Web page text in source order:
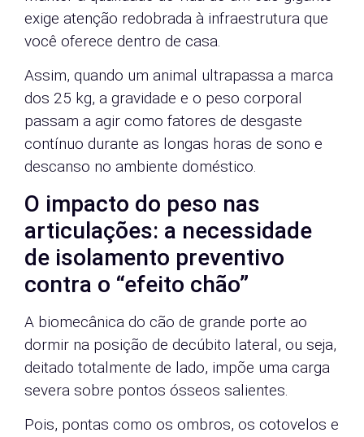
exige atenção redobrada à infraestrutura que
você oferece dentro de casa.
Assim, quando um animal ultrapassa a marca
dos 25 kg, a gravidade e o peso corporal
passam a agir como fatores de desgaste
contínuo durante as longas horas de sono e
descanso no ambiente doméstico.
O impacto do peso nas
articulações: a necessidade
de isolamento preventivo
contra o “efeito chão”
A biomecânica do cão de grande porte ao
dormir na posição de decúbito lateral, ou seja,
deitado totalmente de lado, impõe uma carga
severa sobre pontos ósseos salientes.
Pois, pontas como os ombros, os cotovelos e